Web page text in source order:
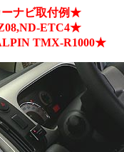
ナビ取付例★
ETC4★
TMX-R1000★